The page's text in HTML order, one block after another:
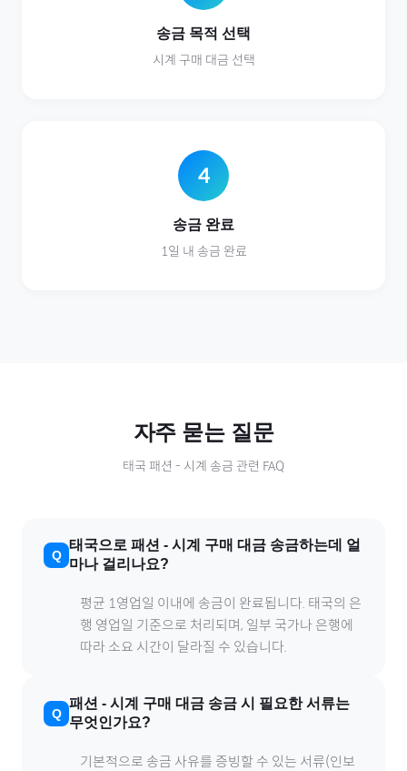
송금 목적 선택
시계 구매 대금 선택
4
송금 완료
1일 내 송금 완료
자주 묻는 질문
태국 패션 - 시계 송금 관련 FAQ
태국으로 패션 - 시계
구매 대금 송금하는데 얼
마나 걸리나요?
평균 1영업일 이내에 송금이 완료됩니다. 태국의 은
행 영업일 기준으로 처리되며, 일부 국가나 은행에
따라 소요 시간이 달라질 수 있습니다.
패션 - 시계
구매 대금 송금 시 필요한 서류는
무엇인가요?
기본적으로 송금 사유를 증빙할 수 있는 서류(인보